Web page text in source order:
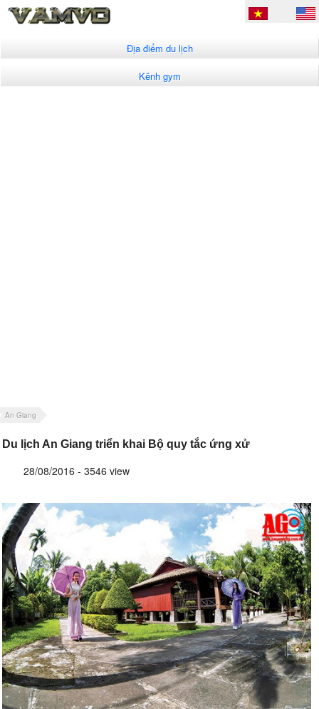
Địa điểm du lịch
Kênh gym
An Giang
Du lịch An Giang triển khai Bộ quy tắc ứng xử
28/08/2016 - 3546 view